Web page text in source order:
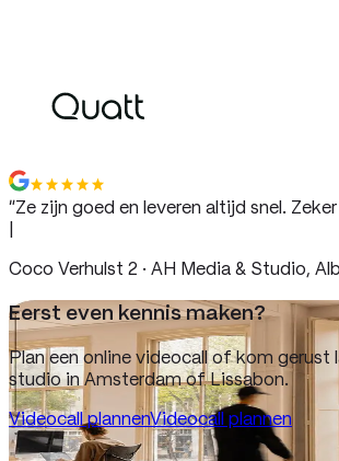
“Ze zijn goed en leveren altijd snel. Zeker
Coco Verhulst 2 · AH Media & Studio,
Eerst even kennis maken?
Plan een online videocall of kom gerust
studio in Amsterdam of Lissabon.
Videocall plannenVideocall plannen